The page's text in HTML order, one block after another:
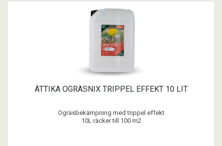
ÄTTIKA OGRÄSNIX TRIPPEL EFFEKT 10 LIT
Ogräsbekämpning med trippel effekt
10L räcker till 100 m2